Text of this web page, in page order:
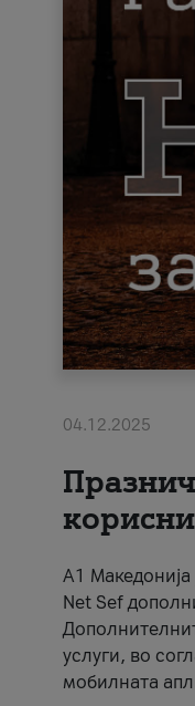
04.12.2025
А1
Net Sef
услуги, во
мобилната